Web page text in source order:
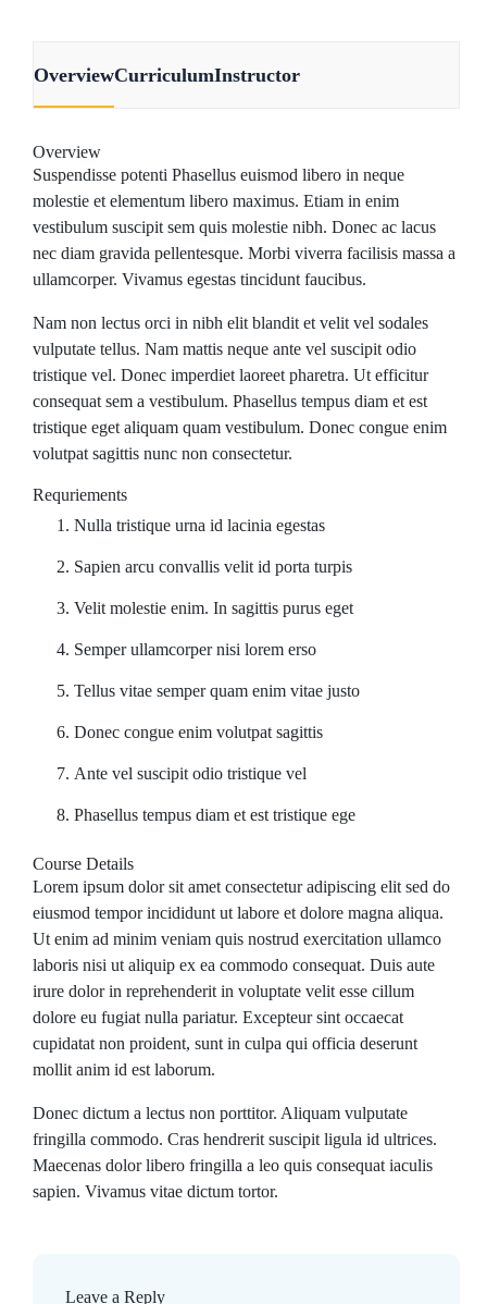
OverviewCurriculumInstructor
Overview
Suspendisse potenti Phasellus euismod libero in neque
molestie et elementum libero maximus. Etiam in enim
vestibulum suscipit sem quis molestie nibh. Donec ac lacus
nec diam gravida pellentesque. Morbi viverra facilisis massa a
ullamcorper. Vivamus egestas tincidunt faucibus.
Nam non lectus orci in nibh elit blandit et velit vel sodales
vulputate tellus. Nam mattis neque ante vel suscipit odio
tristique vel. Donec imperdiet laoreet pharetra. Ut efficitur
consequat sem a vestibulum. Phasellus tempus diam et est
tristique eget aliquam quam vestibulum. Donec congue enim
volutpat sagittis nunc non consectetur.
Requriements
Nulla tristique urna id lacinia egestas
Sapien arcu convallis velit id porta turpis
Velit molestie enim. In sagittis purus eget
Semper ullamcorper nisi lorem erso
Tellus vitae semper quam enim vitae justo
Donec congue enim volutpat sagittis
Ante vel suscipit odio tristique vel
Phasellus tempus diam et est tristique ege
Course Details
Lorem ipsum dolor sit amet consectetur adipiscing elit sed do
eiusmod tempor incididunt ut labore et dolore magna aliqua.
Ut enim ad minim veniam quis nostrud exercitation ullamco
laboris nisi ut aliquip ex ea commodo consequat. Duis aute
irure dolor in reprehenderit in voluptate velit esse cillum
dolore eu fugiat nulla pariatur. Excepteur sint occaecat
cupidatat non proident, sunt in culpa qui officia deserunt
mollit anim id est laborum.
Donec dictum a lectus non porttitor. Aliquam vulputate
fringilla commodo. Cras hendrerit suscipit ligula id ultrices.
Maecenas dolor libero fringilla a leo quis consequat iaculis
sapien. Vivamus vitae dictum tortor.
Leave a Reply